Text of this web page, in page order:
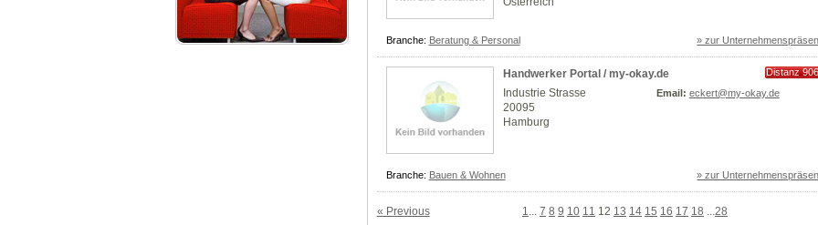
Branche: Beratung & Personal » zur
Handwerker Portal / my-okay.de
Distanz
Industrie Strasse
20095
Hamburg
Email: eckert@my-okay.de
Branche: Bauen & Wohnen » zur
« Previous 1 7 8 9 10 11 12 13 14 15 16 17 18 28